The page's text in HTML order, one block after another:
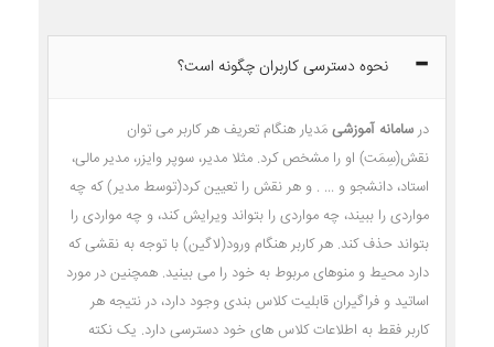
نحوه دسترسی کاربران چگونه است؟
در سامانه آموزشیمَدیار هنگام تعریف هر کاربر می توان
نقش(سِمَت) او را مشخص کرد. مثلا مدیر، سوپر وایزر، مدیر مالی،
استاد، دانشجو و ... . و هر نقش را تعیین کرد(توسط مدیر) که چه
مواردی را ببیند، چه مواردی را بتواند ویرایش کند، و چه مواردی را
بتواند حذف کند. هر کاربر هنگام ورود(لاگین) با توجه به نقشی که
دارد محیط و منوهای مربوط به خود را می بینید. همچنین در مورد
اساتید و فراگیران قابلیت کلاس بندی وجود دارد، در نتیجه هر
کاربر فقط به اطلاعات کلاس های خود دسترسی دارد. یک نکته